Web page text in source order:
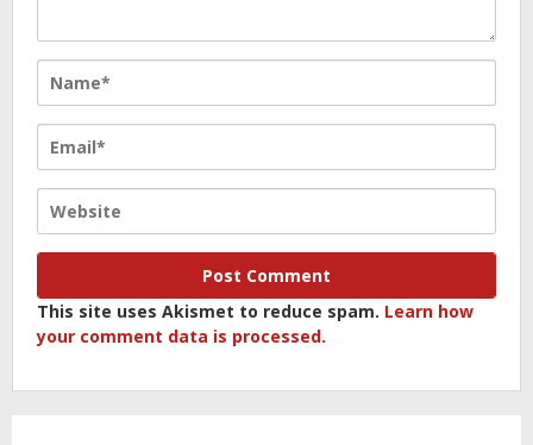
This site uses Akismet to reduce spam. Learn how
your comment data is processed.